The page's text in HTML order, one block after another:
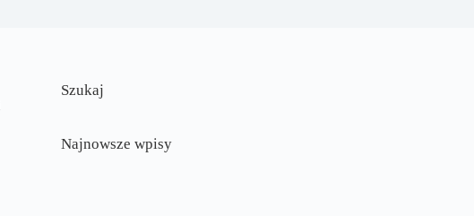
Szukaj
Najnowsze wpisy